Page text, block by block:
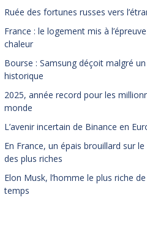
Ruée des fortunes russes vers
France : le logement mis à
chaleur
Bourse : Samsung déçoit malgré
historique
2025, année record pour les
monde
L’avenir incertain de Binance en
En France, un épais brouillard sur
des plus riches
Elon Musk, l’homme le plus riche
temps